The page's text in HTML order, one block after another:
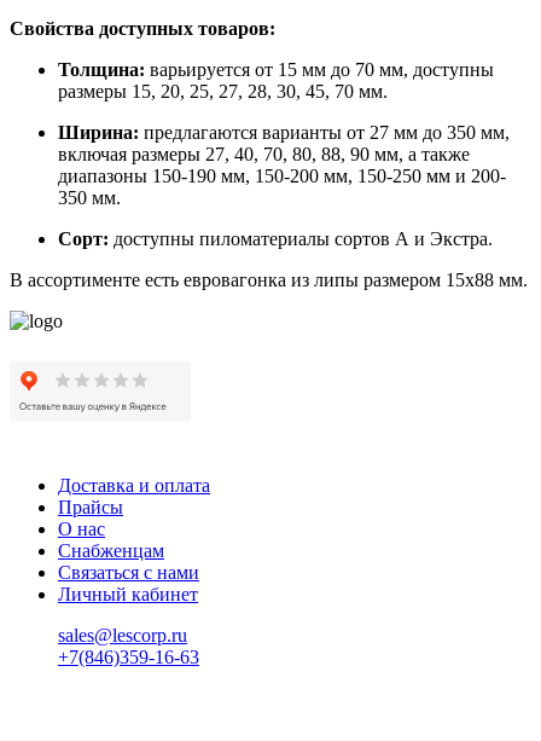
Свойства доступных товаров:
Толщина: варьируется от 15 мм до 70 мм, доступны
размеры 15, 20, 25, 27, 28, 30, 45, 70 мм.
Ширина: предлагаются варианты от 27 мм до 350 мм,
включая размеры 27, 40, 70, 80, 88, 90 мм, а также
диапазоны 150-190 мм, 150-200 мм, 150-250 мм и 200-
350 мм.
Сорт: доступны пиломатериалы сортов А и Экстра.
В ассортименте есть евровагонка из липы размером 15х88 мм.
Доставка и оплата
Прайсы
О нас
Снабженцам
Связаться с нами
Личный кабинет
sales@lescorp.ru
+7(846)359-16-63